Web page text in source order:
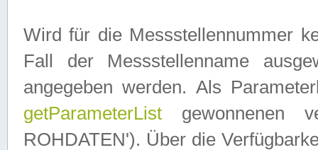
Wird für die Messstellennummer
Fall der Messstellenname
angegeben werden. Als
getParameterList gewonnenen
ROHDATEN'). Über die